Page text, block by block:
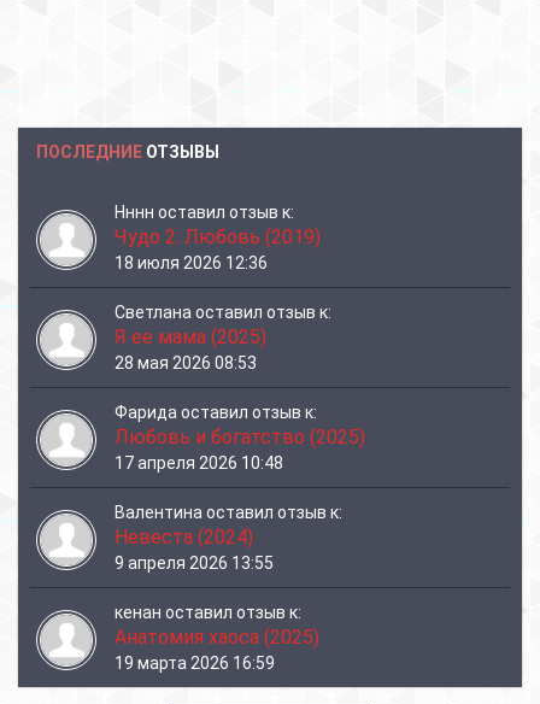
ПОСЛЕДНИЕ ОТЗЫВЫ
Нннн оставил отзыв к:
Чудо 2: Любовь (2019)
18 июля 2026 12:36
Светлана оставил отзыв к:
Я ее мама (2025)
28 мая 2026 08:53
Фарида оставил отзыв к:
Любовь и богатство (2025)
17 апреля 2026 10:48
Валентина оставил отзыв к:
Невеста (2024)
9 апреля 2026 13:55
кенан оставил отзыв к:
Анатомия хаоса (2025)
19 марта 2026 16:59